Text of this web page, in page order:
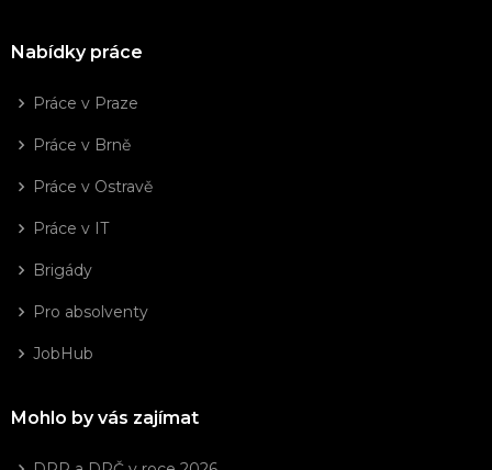
Nabídky práce
Práce v Praze
Práce v Brně
Práce v Ostravě
Práce v IT
Brigády
Pro absolventy
JobHub
Mohlo by vás zajímat